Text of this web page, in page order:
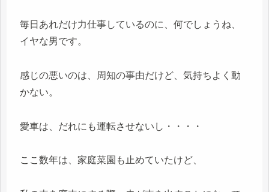
毎日あれだけ力仕事しているのに、何でしょうね、
イヤな男です。
感じの悪いのは、周知の事由だけど、気持ちよく動
かない。
愛車は、だれにも運転させないし・・・・
ここ数年は、家庭菜園も止めていたけど、